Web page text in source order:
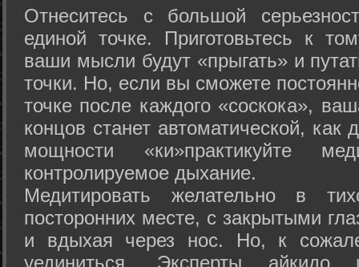
Отнеситесь с большой
единой точке. Приготовьтесь к
ваши мысли будут «прыгать» и
точки. Но, если вы сможете
точке после каждого «соскока»,
концов станет автоматической,
мощности «ки»практикуйте
контролируемое дыхание.
Медитировать желательно в
посторонних месте, с закрытыми
и вдыхая через нос. Но, к
уединиться. Эксперты айкидо